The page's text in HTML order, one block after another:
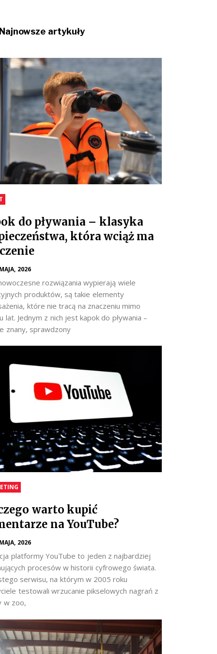
artykuły
do pływania – klasyka
która wciąż ma
2026
rozwiązania wypierają wiele
produktów, są takie elementy
które nie tracą na znaczeniu mimo
lat. Jednym z nich jest kapok do pływania –
znany, sprawdzony
warto kupić
na YouTube?
2026
platformy YouTube to jeden z najbardziej
procesów w historii cyfrowego świata.
serwisu, na którym w 2005 roku
testowali wrzucanie pikselowych nagrań z
w zoo,